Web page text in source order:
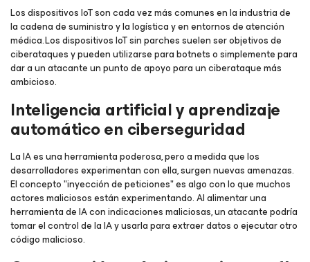
Los dispositivos IoT son cada vez más comunes en la industria de
la cadena de suministro y la logística y en entornos de atención
médica. Los dispositivos IoT sin parches suelen ser objetivos de
ciberataques y pueden utilizarse para botnets o simplemente para
dar a un atacante un punto de apoyo para un ciberataque más
ambicioso.
Inteligencia artificial y aprendizaje
automático en ciberseguridad
La IA es una herramienta poderosa, pero a medida que los
desarrolladores experimentan con ella, surgen nuevas amenazas.
El concepto "inyección de peticiones" es algo con lo que muchos
actores maliciosos están experimentando. Al alimentar una
herramienta de IA con indicaciones maliciosas, un atacante podría
tomar el control de la IA y usarla para extraer datos o ejecutar otro
código malicioso.